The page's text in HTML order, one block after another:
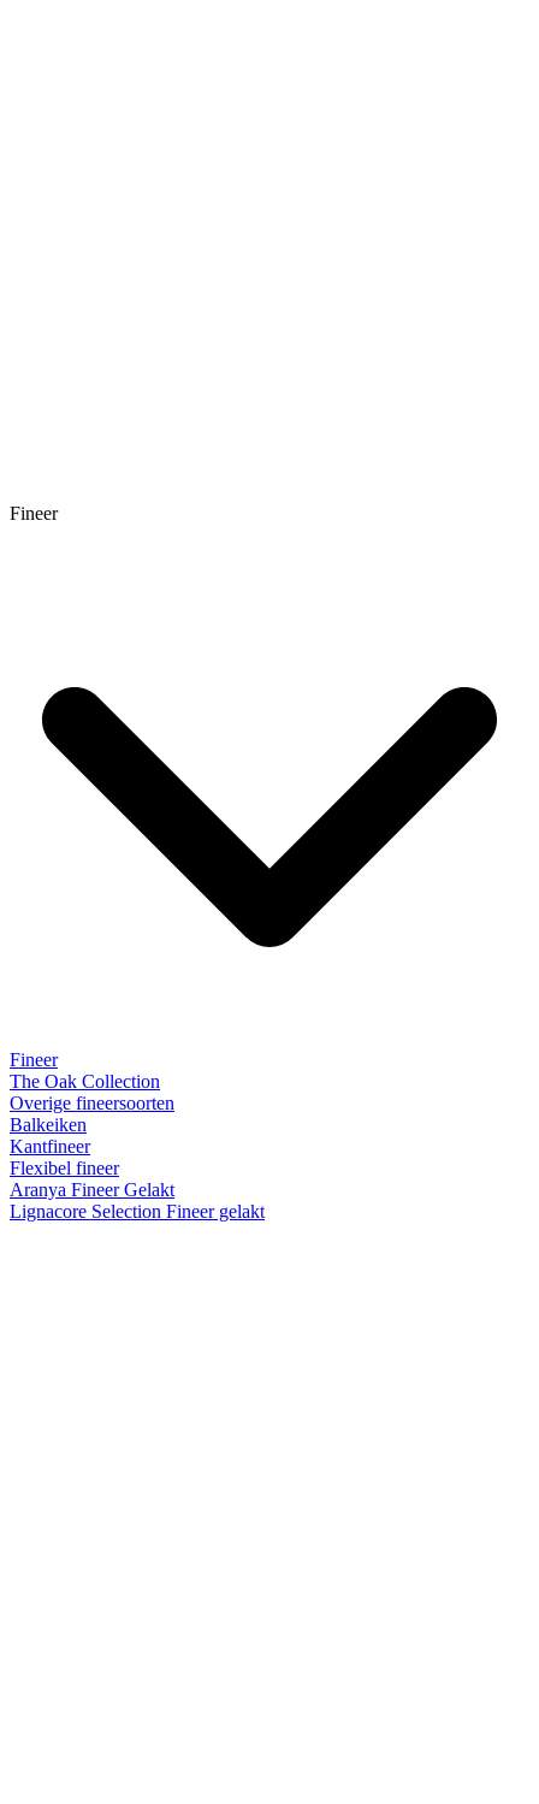
Fineer
Fineer
The Oak Collection
Overige fineersoorten
Balkeiken
Kantfineer
Flexibel fineer
Aranya Fineer Gelakt
Lignacore Selection Fineer gelakt